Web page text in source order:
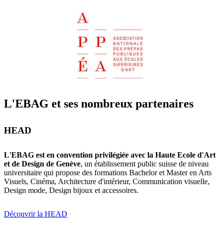
L'EBAG et ses nombreux partenaires
HEAD
L'EBAG est en convention privilégiée avec la Haute Ecole d'Art
et de Design de Genève, un établissement public suisse de niveau
universitaire qui propose des formations Bachelor et Master en Arts
Visuels, Cinéma, Architecture d'intérieur, Communication visuelle,
Design mode, Design bijoux et accessoires.
Découvrir la HEAD